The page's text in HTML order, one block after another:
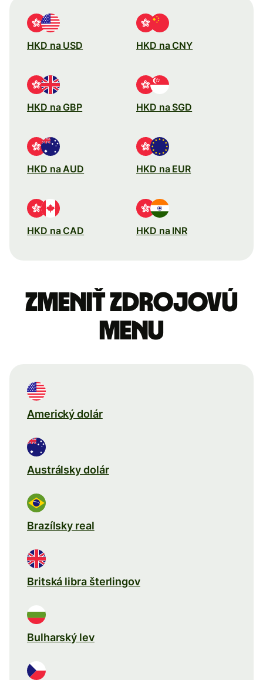
HKD na USD HKD na CNY
HKD na GBP HKD na SGD
HKD na AUD HKD na EUR
HKD na CAD HKD na INR
Zmeniť zdrojovú
menu
Americký dolár
Austrálsky dolár
Brazílsky real
Britská libra šterlingov
Bulharský lev